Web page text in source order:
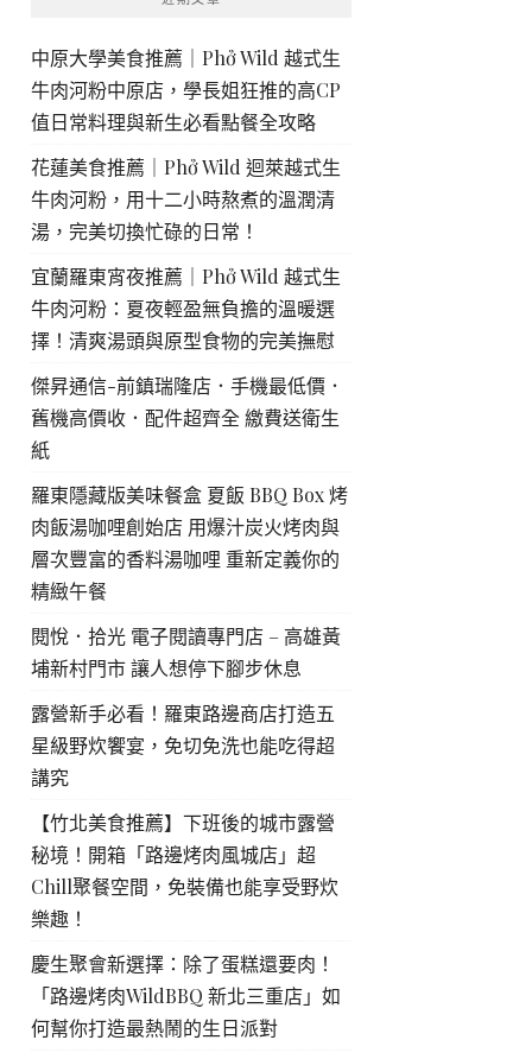
中原大學美食推薦｜Phở Wild 越式生
牛肉河粉中原店，學長姐狂推的高CP
值日常料理與新生必看點餐全攻略
花蓮美食推薦｜Phở Wild 迴萊越式生
牛肉河粉，用十二小時熬煮的溫潤清
湯，完美切換忙碌的日常！
宜蘭羅東宵夜推薦｜Phở Wild 越式生
牛肉河粉：夏夜輕盈無負擔的溫暖選
擇！清爽湯頭與原型食物的完美撫慰
傑昇通信-前鎮瑞隆店．手機最低價．
舊機高價收．配件超齊全 繳費送衛生
紙
羅東隱藏版美味餐盒 夏飯 BBQ Box 烤
肉飯湯咖哩創始店 用爆汁炭火烤肉與
層次豐富的香料湯咖哩 重新定義你的
精緻午餐
閱悅．拾光 電子閱讀專門店 – 高雄黃
埔新村門市 讓人想停下腳步休息
露營新手必看！羅東路邊商店打造五
星級野炊饗宴，免切免洗也能吃得超
講究
【竹北美食推薦】下班後的城市露營
秘境！開箱「路邊烤肉風城店」超
Chill聚餐空間，免裝備也能享受野炊
樂趣！
慶生聚會新選擇：除了蛋糕還要肉！
「路邊烤肉WildBBQ 新北三重店」如
何幫你打造最熱鬧的生日派對